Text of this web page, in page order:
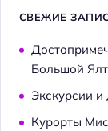
СВЕЖИЕ
Большой
Экскурсии и
Курорты